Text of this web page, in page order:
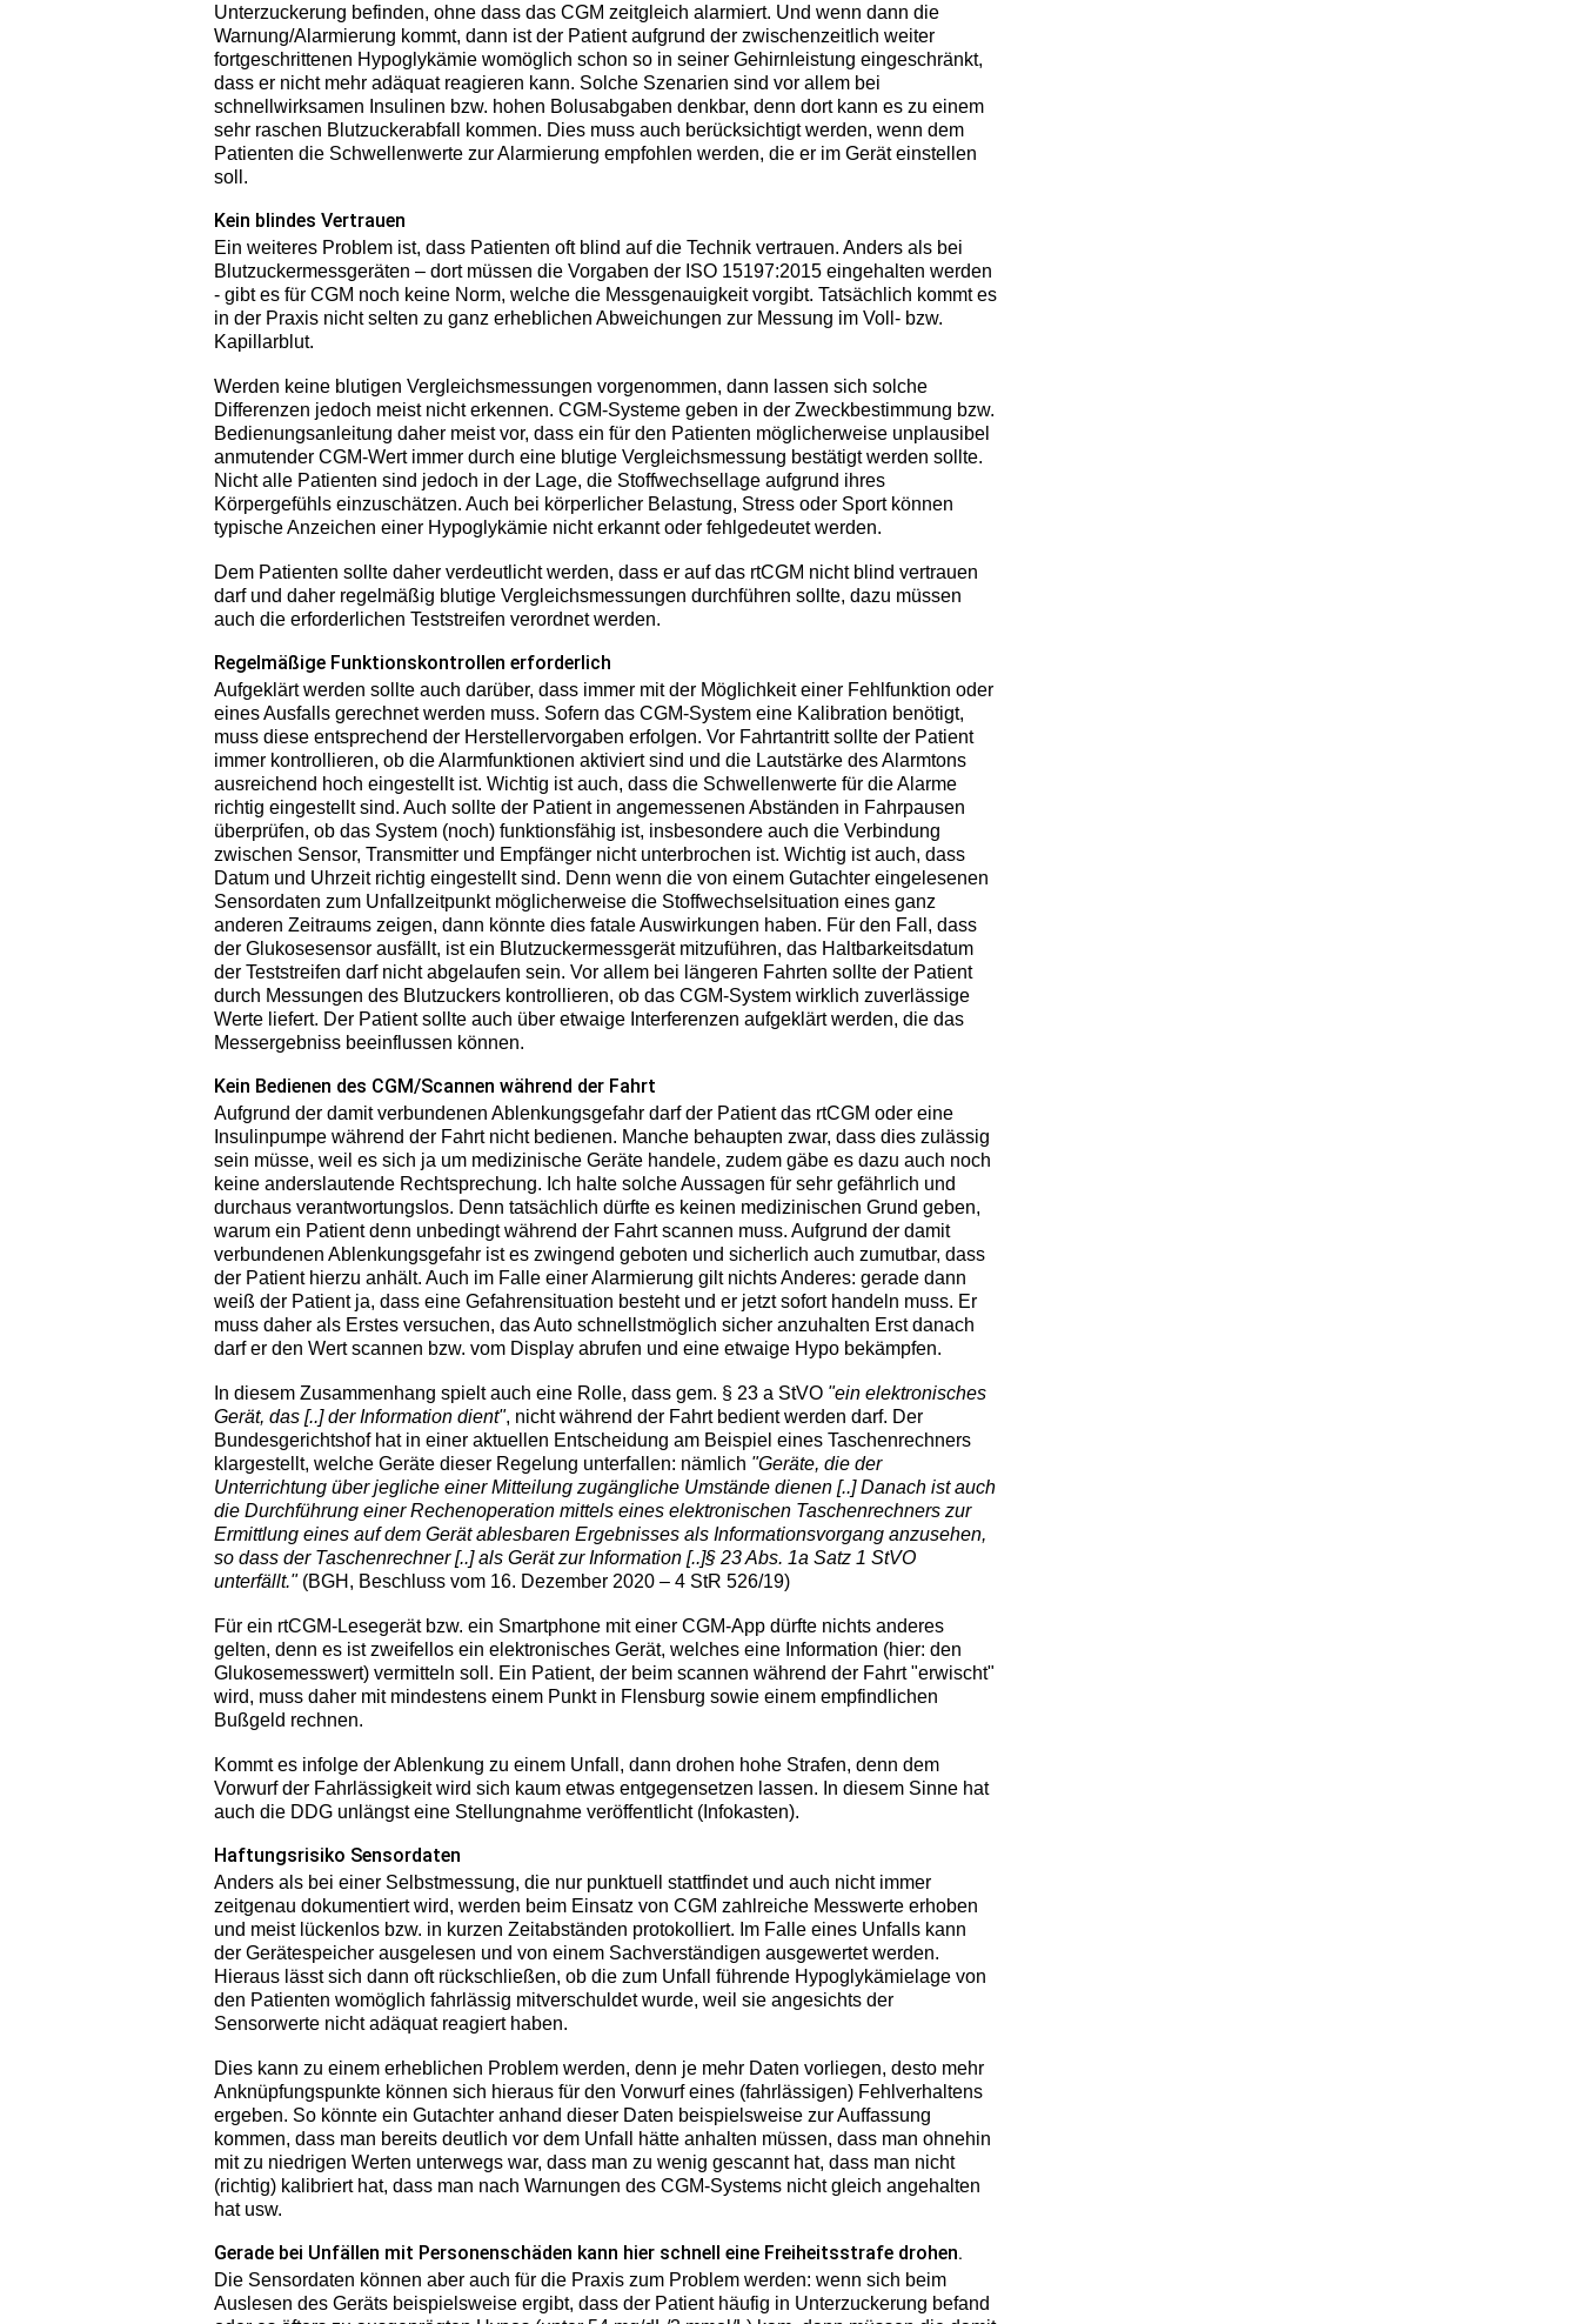
Unterzuckerung befinden, ohne dass das CGM zeitgleich alarmiert. Und wenn dann die
Warnung/Alarmierung kommt, dann ist der Patient aufgrund der zwischenzeitlich weiter
fortgeschrittenen Hypoglykämie womöglich schon so in seiner Gehirnleistung eingeschränkt,
dass er nicht mehr adäquat reagieren kann. Solche Szenarien sind vor allem bei
schnellwirksamen Insulinen bzw. hohen Bolusabgaben denkbar, denn dort kann es zu einem
sehr raschen Blutzuckerabfall kommen. Dies muss auch berücksichtigt werden, wenn dem
Patienten die Schwellenwerte zur Alarmierung empfohlen werden, die er im Gerät einstellen
soll.
Kein blindes Vertrauen
Ein weiteres Problem ist, dass Patienten oft blind auf die Technik vertrauen. Anders als bei
Blutzuckermessgeräten – dort müssen die Vorgaben der ISO 15197:2015 eingehalten werden
- gibt es für CGM noch keine Norm, welche die Messgenauigkeit vorgibt. Tatsächlich kommt es
in der Praxis nicht selten zu ganz erheblichen Abweichungen zur Messung im Voll- bzw.
Kapillarblut.
Werden keine blutigen Vergleichsmessungen vorgenommen, dann lassen sich solche
Differenzen jedoch meist nicht erkennen. CGM-Systeme geben in der Zweckbestimmung bzw.
Bedienungsanleitung daher meist vor, dass ein für den Patienten möglicherweise unplausibel
anmutender CGM-Wert immer durch eine blutige Vergleichsmessung bestätigt werden sollte.
Nicht alle Patienten sind jedoch in der Lage, die Stoffwechsellage aufgrund ihres
Körpergefühls einzuschätzen. Auch bei körperlicher Belastung, Stress oder Sport können
typische Anzeichen einer Hypoglykämie nicht erkannt oder fehlgedeutet werden.
Dem Patienten sollte daher verdeutlicht werden, dass er auf das rtCGM nicht blind vertrauen
darf und daher regelmäßig blutige Vergleichsmessungen durchführen sollte, dazu müssen
auch die erforderlichen Teststreifen verordnet werden.
Regelmäßige Funktionskontrollen erforderlich
Aufgeklärt werden sollte auch darüber, dass immer mit der Möglichkeit einer Fehlfunktion oder
eines Ausfalls gerechnet werden muss. Sofern das CGM-System eine Kalibration benötigt,
muss diese entsprechend der Herstellervorgaben erfolgen. Vor Fahrtantritt sollte der Patient
immer kontrollieren, ob die Alarmfunktionen aktiviert sind und die Lautstärke des Alarmtons
ausreichend hoch eingestellt ist. Wichtig ist auch, dass die Schwellenwerte für die Alarme
richtig eingestellt sind. Auch sollte der Patient in angemessenen Abständen in Fahrpausen
überprüfen, ob das System (noch) funktionsfähig ist, insbesondere auch die Verbindung
zwischen Sensor, Transmitter und Empfänger nicht unterbrochen ist. Wichtig ist auch, dass
Datum und Uhrzeit richtig eingestellt sind. Denn wenn die von einem Gutachter eingelesenen
Sensordaten zum Unfallzeitpunkt möglicherweise die Stoffwechselsituation eines ganz
anderen Zeitraums zeigen, dann könnte dies fatale Auswirkungen haben. Für den Fall, dass
der Glukosesensor ausfällt, ist ein Blutzuckermessgerät mitzuführen, das Haltbarkeitsdatum
der Teststreifen darf nicht abgelaufen sein. Vor allem bei längeren Fahrten sollte der Patient
durch Messungen des Blutzuckers kontrollieren, ob das CGM-System wirklich zuverlässige
Werte liefert. Der Patient sollte auch über etwaige Interferenzen aufgeklärt werden, die das
Messergebniss beeinflussen können.
Kein Bedienen des CGM/Scannen während der Fahrt
Aufgrund der damit verbundenen Ablenkungsgefahr darf der Patient das rtCGM oder eine
Insulinpumpe während der Fahrt nicht bedienen. Manche behaupten zwar, dass dies zulässig
sein müsse, weil es sich ja um medizinische Geräte handele, zudem gäbe es dazu auch noch
keine anderslautende Rechtsprechung. Ich halte solche Aussagen für sehr gefährlich und
durchaus verantwortungslos. Denn tatsächlich dürfte es keinen medizinischen Grund geben,
warum ein Patient denn unbedingt während der Fahrt scannen muss. Aufgrund der damit
verbundenen Ablenkungsgefahr ist es zwingend geboten und sicherlich auch zumutbar, dass
der Patient hierzu anhält. Auch im Falle einer Alarmierung gilt nichts Anderes: gerade dann
weiß der Patient ja, dass eine Gefahrensituation besteht und er jetzt sofort handeln muss. Er
muss daher als Erstes versuchen, das Auto schnellstmöglich sicher anzuhalten Erst danach
darf er den Wert scannen bzw. vom Display abrufen und eine etwaige Hypo bekämpfen.
In diesem Zusammenhang spielt auch eine Rolle, dass gem. § 23 a StVO "ein elektronisches
Gerät, das [..] der Information dient", nicht während der Fahrt bedient werden darf. Der
Bundesgerichtshof hat in einer aktuellen Entscheidung am Beispiel eines Taschenrechners
klargestellt, welche Geräte dieser Regelung unterfallen: nämlich "Geräte, die der
Unterrichtung über jegliche einer Mitteilung zugängliche Umstände dienen [..] Danach ist auch
die Durchführung einer Rechenoperation mittels eines elektronischen Taschenrechners zur
Ermittlung eines auf dem Gerät ablesbaren Ergebnisses als Informationsvorgang anzusehen,
so dass der Taschenrechner [..] als Gerät zur Information [..]§ 23 Abs. 1a Satz 1 StVO
unterfällt."(BGH, Beschluss vom 16. Dezember 2020 – 4 StR 526/19)
Für ein rtCGM-Lesegerät bzw. ein Smartphone mit einer CGM-App dürfte nichts anderes
gelten, denn es ist zweifellos ein elektronisches Gerät, welches eine Information (hier: den
Glukosemesswert) vermitteln soll. Ein Patient, der beim scannen während der Fahrt "erwischt"
wird, muss daher mit mindestens einem Punkt in Flensburg sowie einem empfindlichen
Bußgeld rechnen.
Kommt es infolge der Ablenkung zu einem Unfall, dann drohen hohe Strafen, denn dem
Vorwurf der Fahrlässigkeit wird sich kaum etwas entgegensetzen lassen. In diesem Sinne hat
auch die DDG unlängst eine Stellungnahme veröffentlicht (Infokasten).
Haftungsrisiko Sensordaten
Anders als bei einer Selbstmessung, die nur punktuell stattfindet und auch nicht immer
zeitgenau dokumentiert wird, werden beim Einsatz von CGM zahlreiche Messwerte erhoben
und meist lückenlos bzw. in kurzen Zeitabständen protokolliert. Im Falle eines Unfalls kann
der Gerätespeicher ausgelesen und von einem Sachverständigen ausgewertet werden.
Hieraus lässt sich dann oft rückschließen, ob die zum Unfall führende Hypoglykämielage von
den Patienten womöglich fahrlässig mitverschuldet wurde, weil sie angesichts der
Sensorwerte nicht adäquat reagiert haben.
Dies kann zu einem erheblichen Problem werden, denn je mehr Daten vorliegen, desto mehr
Anknüpfungspunkte können sich hieraus für den Vorwurf eines (fahrlässigen) Fehlverhaltens
ergeben. So könnte ein Gutachter anhand dieser Daten beispielsweise zur Auffassung
kommen, dass man bereits deutlich vor dem Unfall hätte anhalten müssen, dass man ohnehin
mit zu niedrigen Werten unterwegs war, dass man zu wenig gescannt hat, dass man nicht
(richtig) kalibriert hat, dass man nach Warnungen des CGM-Systems nicht gleich angehalten
hat usw.
Gerade bei Unfällen mit Personenschäden kann hier schnell eine Freiheitsstrafe drohen.
Die Sensordaten können aber auch für die Praxis zum Problem werden: wenn sich beim
Auslesen des Geräts beispielsweise ergibt, dass der Patient häufig in Unterzuckerung befand